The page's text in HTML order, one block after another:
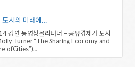
도시의 미래에…
강연 동영상몰리터너 – 공유경제가 도시
Turner “The Sharing Economy and
ofCities”)…